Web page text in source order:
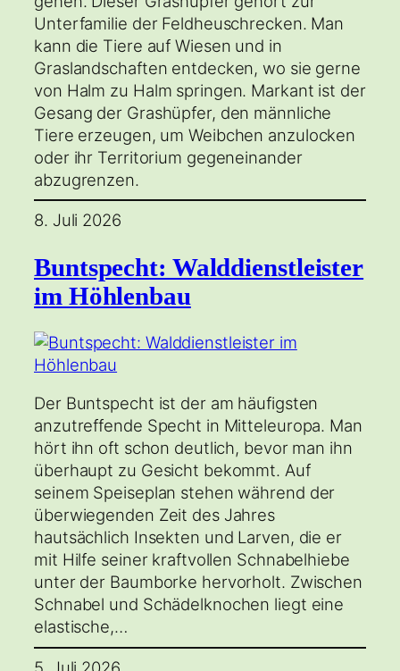
Unterfamilie der Feldheuschrecken. Man
kann die Tiere auf Wiesen und in
Graslandschaften entdecken, wo sie gerne
von Halm zu Halm springen. Markant ist der
Gesang der Grashüpfer, den männliche
Tiere erzeugen, um Weibchen anzulocken
oder ihr Territorium gegeneinander
abzugrenzen.
8. Juli 2026
Buntspecht: Walddienstleister
im Höhlenbau
Der Buntspecht ist der am häufigsten
anzutreffende Specht in Mitteleuropa. Man
hört ihn oft schon deutlich, bevor man ihn
überhaupt zu Gesicht bekommt. Auf
seinem Speiseplan stehen während der
überwiegenden Zeit des Jahres
hautsächlich Insekten und Larven, die er
mit Hilfe seiner kraftvollen Schnabelhiebe
unter der Baumborke hervorholt. Zwischen
Schnabel und Schädelknochen liegt eine
elastische,…